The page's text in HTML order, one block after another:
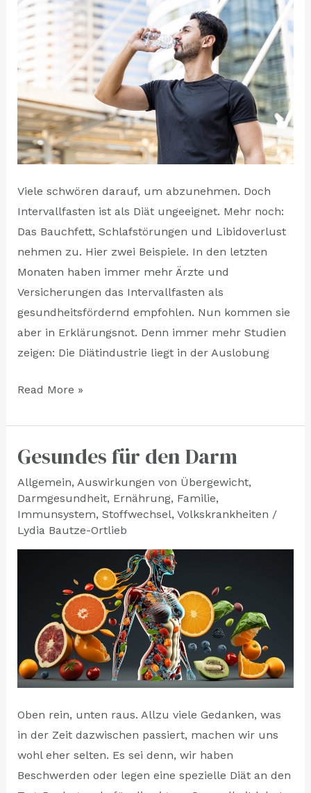
Viele schwören darauf, um abzunehmen. Doch
Intervallfasten ist als Diät ungeeignet. Mehr noch:
Das Bauchfett, Schlafstörungen und Libidoverlust
nehmen zu. Hier zwei Beispiele. In den letzten
Monaten haben immer mehr Ärzte und
Versicherungen das Intervallfasten als
gesundheitsfördernd empfohlen. Nun kommen sie
aber in Erklärungsnot. Denn immer mehr Studien
zeigen: Die Diätindustrie liegt in der Auslobung
Read More »
Gesundes für den Darm
Allgemein, Auswirkungen von Übergewicht,
Darmgesundheit, Ernährung, Familie,
Immunsystem, Stoffwechsel, Volkskrankheiten /
Lydia Bautze-Ortlieb
Oben rein, unten raus. Allzu viele Gedanken, was
in der Zeit dazwischen passiert, machen wir uns
wohl eher selten. Es sei denn, wir haben
Beschwerden oder legen eine spezielle Diät an den
Gesundes
den
Darm